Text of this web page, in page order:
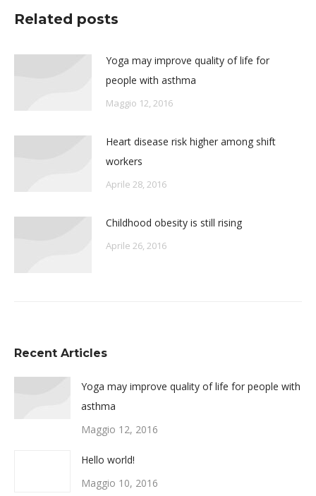
Related posts
Yoga may improve quality of life for
people with asthma
Maggio 12, 2016
Heart disease risk higher among shift
workers
Aprile 28, 2016
Childhood obesity is still rising
Aprile 26, 2016
Recent Articles
Yoga may improve quality of life for people with
asthma
Maggio 12, 2016
Hello world!
Maggio 10, 2016